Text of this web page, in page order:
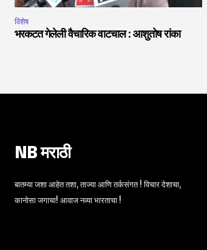
विशेष
भरकटत गेलेली वैचारिक वाटचाल : आशुतोष रांका
NB मराठी
बातम्या जशा आहेत तशा, ताज्या आणि तर्कसंगत ! विचार देशाचा,
कानोसा जगाचा! आवाज नव्या भारताचा !